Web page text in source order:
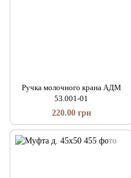
Ручка молочного крана АДМ
53.001-01
220.00 грн